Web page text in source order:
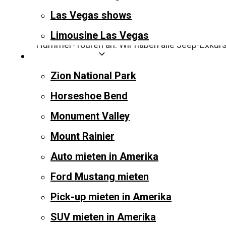
Las Vegas shows
Limousine Las Vegas
Zion National Park
Horseshoe Bend
Monument Valley
Mount Rainier
Auto mieten in Amerika
Ford Mustang mieten
Pick-up mieten in Amerika
SUV mieten in Amerika
Papillon, das größte Sightseeing-
Hummer-Touren an. Wir haben alle Jeep-
Hummer-Exkursion Grand
Die Signature Tour ist eine 2-stündige Jeep-
unglaublich spannende Exkursion, bei der du